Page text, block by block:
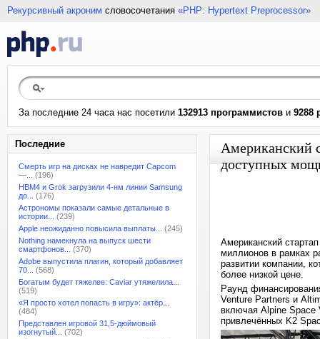
Рекурсивный акроним словосочетания «PHP: Hypertext Preprocessor»
За последние 24 часа нас посетили 132913 программистов и 9288
Последние
Смерть игр на дисках не навредит Capcom
—...
(196)
HBM4 и Grok загрузили 4-нм линии Samsung
до...
(176)
Астрономы показали самые детальные в
истории...
(239)
Apple неожиданно повысила выплаты...
(245)
Nothing намекнула на выпуск шести
смартфонов...
(370)
Adobe выпустила плагин, который добавляет
70...
(568)
Богатым будет тяжелее: Caviar утяжелила...
(519)
«Я просто хотел попасть в игру»: актёр...
(484)
Представлен игровой 31,5-дюймовый
изогнутый...
(702)
Американский
доступных
Американский
миллионов в рамках
развитии компании,
более низкой цене.
Раунд
Venture Partners и
включая Alpine Space
привлечённых K2